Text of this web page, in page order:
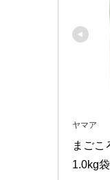
ヤマア
まごこ
1.0kg袋